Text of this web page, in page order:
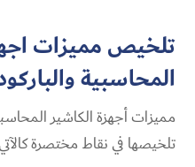
تلخيص مميزات
المحاسبية
مميزات أجهزة الكاشير
تلخيصها في نقاط مختصرة